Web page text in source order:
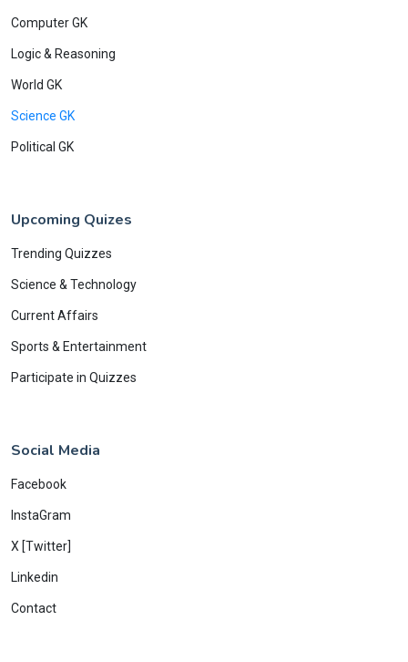
Computer GK
Logic & Reasoning
World GK
Science GK
Political GK
Upcoming Quizes
Trending Quizzes
Science & Technology
Current Affairs
Sports & Entertainment
Participate in Quizzes
Social Media
Facebook
InstaGram
X [Twitter]
Linkedin
Contact